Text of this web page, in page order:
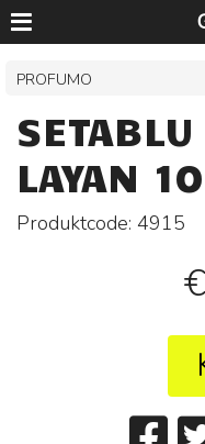
PROFUMO
LAYAN
Produktcode:4915
€